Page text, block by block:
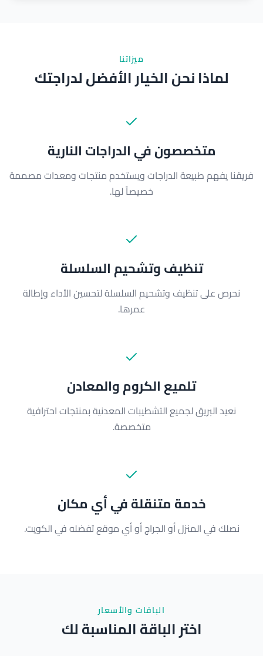
ميزاتنا
لماذا نحن الخيار الأفضل لدراجتك
متخصصون في الدراجات النارية
فريقنا يفهم طبيعة الدراجات ويستخدم منتجات ومعدات مصممة
خصيصاً لها.
تنظيف وتشحيم السلسلة
نحرص على تنظيف وتشحيم السلسلة لتحسين الأداء وإطالة
عمرها.
تلميع الكروم والمعادن
نعيد البريق لجميع التشطيبات المعدنية بمنتجات احترافية
متخصصة.
خدمة متنقلة في أي مكان
نصلك في المنزل أو الجراج أو أي موقع تفضله في الكويت.
الباقات والأسعار
اختر الباقة المناسبة لك